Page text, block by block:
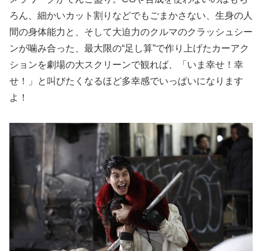
ろん、細かいカット割りなどでもごまかさない、生身の人
間の身体能力と、そして大迫力のクルマのクラッシュシー
ンが噛み合った、最大限の“足し算”で作り上げたカーアク
ションを劇場の大スクリーンで観れば、「いま幸せ！幸
せ！」と叫びたくなるほど多幸感でいっぱいになります
よ！